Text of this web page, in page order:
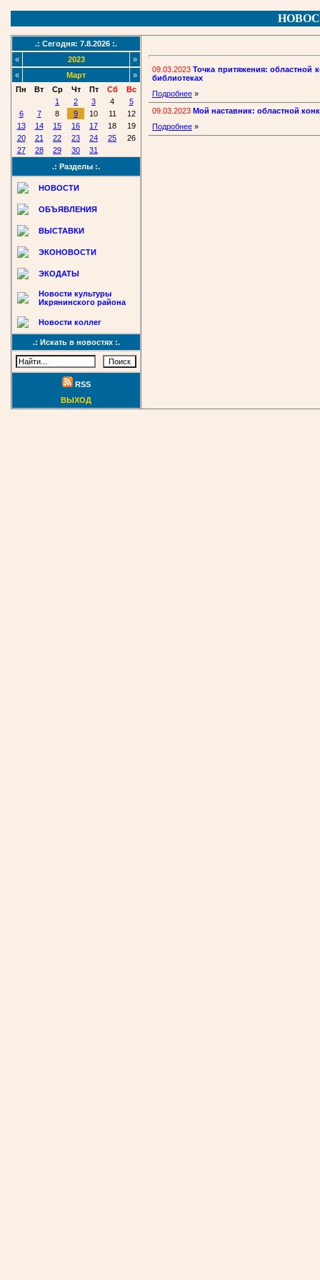
.: Сегодня: 7.8.2026 :.
«
2023
»
«
Март
»
Пн
Вт Ср Чт Пт Сб
Вс
1
2 3 4
5
6
7 8 9 10 11
12
13
14 15 16 17 18
19
20
21 22 23 24 25
26
27
28 29 30
31
.: Разделы :.
НОВОСТИ
ОБЪЯВЛЕНИЯ
ВЫСТАВКИ
ЭКОНОВОСТИ
ЭКОДАТЫ
Новости культуры
Икрянинского района
Новости коллег
.: Искать в новостях :.
RSS
ВЫХОД
09.03.2023 Точка притяжения:
библиотеках
Подробнее »
09.03.2023 Мой наставник: областной
Подробнее »